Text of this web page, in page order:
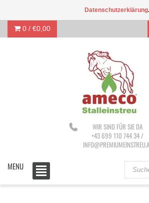
0 / €0,00
WIR SIND FÜR SIE DA
+43 699 110 744 34 /
MENU
Datenschutzerklärung.